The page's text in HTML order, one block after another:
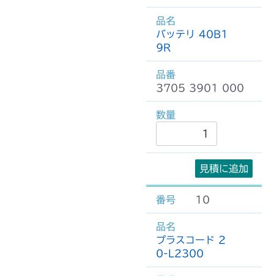
バッテリ 40B1
9R
3705 3901 000
見積に追加
10
プラスコード 2
0-L2300